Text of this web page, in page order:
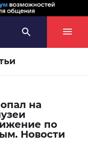
на
по
Новости